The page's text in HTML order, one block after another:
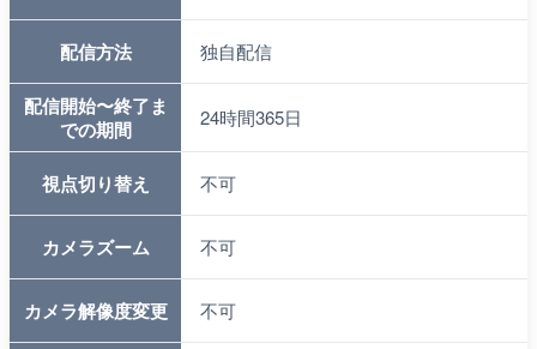
配信方法 独自配信
配信開始〜終了ま
での期間
24時間365日
視点切り替え 不可
カメラズーム 不可
カメラ解像度変更 不可